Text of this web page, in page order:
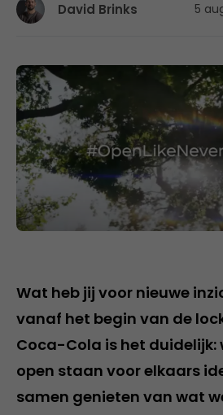
David Brinks 5
Wat heb jij voor nieuwe
vanaf het begin van de
Coca-Cola is het duidelijk:
open staan voor elkaars
samen genieten van wat